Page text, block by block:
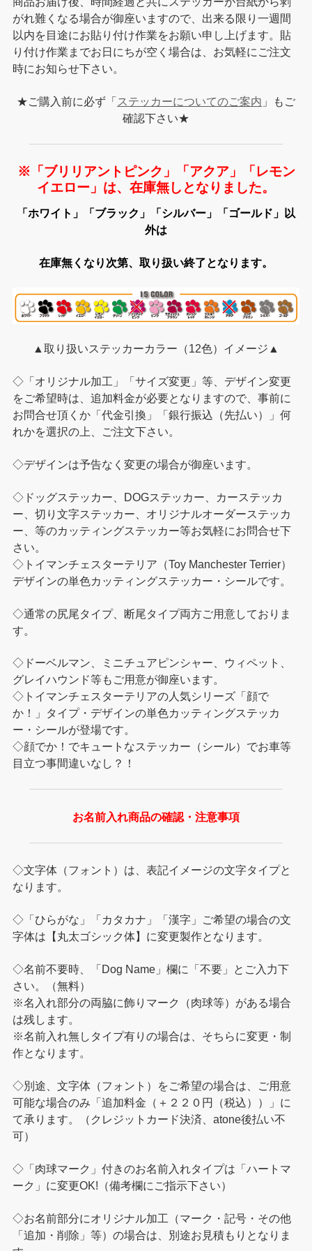
がれ難くなる場合が御座いますので、出来る限り一週間
以内を目途にお貼り付け作業をお願い申し上げます。貼
り付け作業までお日にちが空く場合は、お気軽にご注文
時にお知らせ下さい。
★ご購入前に必ず「 ステッカーについてのご案内 」もご
確認下さい★
※「ブリリアントピンク」「アクア」「レモン
イエロー」は、在庫無しとなりました。
「ホワイト」「ブラック」「シルバー」「ゴールド」以
外は
在庫無くなり次第、取り扱い終了となります。
▲取り扱いステッカーカラー（12色）イメージ▲
◇「オリジナル加工」「サイズ変更」等、デザイン変更
をご希望時は、追加料金が必要となりますので、事前に
お問合せ頂くか「代金引換」「銀行振込（先払い）」何
れかを選択の上、ご注文下さい。
◇デザインは予告なく変更の場合が御座います。
◇ドッグステッカー、DOGステッカー、カーステッカ
ー、切り文字ステッカー、オリジナルオーダーステッカ
ー、等のカッティングステッカー等お気軽にお問合せ下
さい。
◇トイマンチェスターテリア（Toy Manchester Terrier）
デザインの単色カッティングステッカー・シールです。
◇通常の尻尾タイプ、断尾タイプ両方ご用意しておりま
す。
◇ドーベルマン、ミニチュアピンシャー、ウィペット、
グレイハウンド等もご用意が御座います。
◇トイマンチェスターテリアの人気シリーズ「顔で
か！」タイプ・デザインの単色カッティングステッカ
ー・シールが登場です。
◇顔でか！でキュートなステッカー（シール）でお車等
目立つ事間違いなし？！
お名前入れ商品の確認・注意事項
◇文字体（フォント）は、表記イメージの文字タイプと
なります。
◇「ひらがな」「カタカナ」「漢字」ご希望の場合の文
字体は【丸太ゴシック体】に変更製作となります。
◇名前不要時、「Dog Name」欄に「不要」とご入力下
さい。（無料）
※名入れ部分の両脇に飾りマーク（肉球等）がある場合
は残します。
※名前入れ無しタイプ有りの場合は、そちらに変更・制
作となります。
◇別途、文字体（フォント）をご希望の場合は、ご用意
可能な場合のみ「追加料金（＋２２０円（税込））」に
て承ります。（クレジットカード決済、atone後払い不
可）
◇「肉球マーク」付きのお名前入れタイプは「ハートマ
ーク」に変更OK!（備考欄にご指示下さい）
◇お名前部分にオリジナル加工（マーク・記号・その他
「追加・削除」等）の場合は、別途お見積もりとなりま